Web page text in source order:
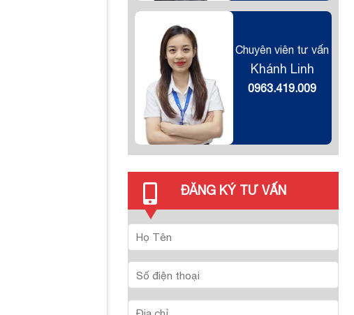
Chuyên viên tư vấn
Khánh Linh
0963.419.009
ĐĂNG KÝ TƯ VẤN